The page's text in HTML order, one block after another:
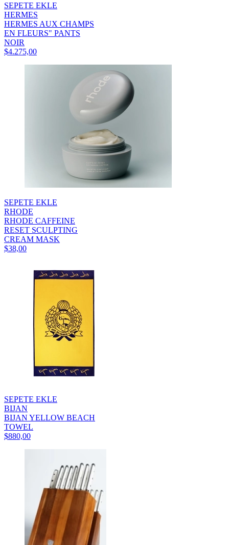
SEPETE EKLE
HERMES
HERMES AUX CHAMPS
EN FLEURS" PANTS
NOIR
$4.275,00
SEPETE EKLE
RHODE
RHODE CAFFEINE
RESET SCULPTING
CREAM MASK
$38,00
SEPETE EKLE
BIJAN
BIJAN YELLOW BEACH
TOWEL
$880,00